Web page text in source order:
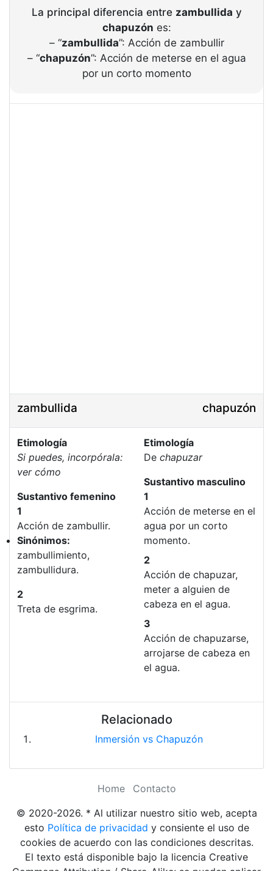
La principal diferencia entre zambullida y
chapuzón es:
– “zambullida”: Acción de zambullir
– “chapuzón”: Acción de meterse en el agua
por un corto momento
zambullida chapuzón
Etimología
Si puedes, incorpórala:
ver cómo
Sustantivo femenino
1
Acción de zambullir.
Sinónimos:
zambullimiento,
zambullidura.
2
Treta de esgrima.
Etimología
De chapuzar
Sustantivo masculino
1
Acción de meterse en el
agua por un corto
momento.
2
Acción de chapuzar,
meter a alguien de
cabeza en el agua.
3
Acción de chapuzarse,
arrojarse de cabeza en
el agua.
Relacionado
Inmersión vs Chapuzón
Home
Contacto
© 2020-2026. * Al utilizar nuestro sitio web, acepta
esto Política de privacidad y consiente el uso de
cookies de acuerdo con las condiciones descritas.
El texto está disponible bajo la licencia Creative